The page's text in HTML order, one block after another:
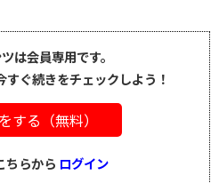
は会員専用です。
すぐ続きをチェックしよう！
する（無料）
ちらから ログイン